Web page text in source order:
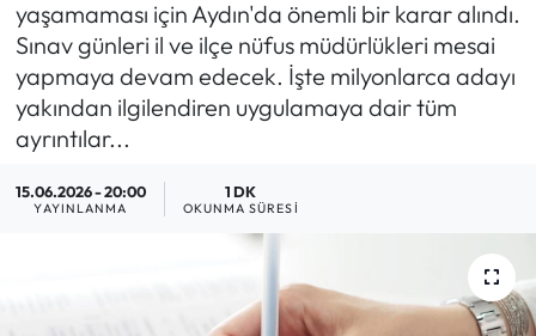
yaşamaması için Aydın'da önemli bir karar alındı.
Sınav günleri il ve ilçe nüfus müdürlükleri mesai
yapmaya devam edecek. İşte milyonlarca adayı
yakından ilgilendiren uygulamaya dair tüm
ayrıntılar...
15.06.2026 - 20:00
YAYINLANMA
1 DK
OKUNMA SÜRESI
MAGAZİN
SAĞLIK
SİYASET
SPOR